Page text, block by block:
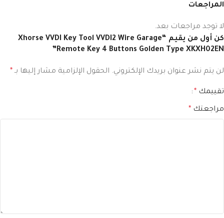
المراجعات
لا توجد مراجعات بعد.
كن أول من يقيم “Xhorse VVDI Key Tool VVDI2 Wire Garage
Remote Key 4 Buttons Golden Type XKXH02EN”
لن يتم نشر عنوان بريدك الإلكتروني. الحقول الإلزامية مشار إليها بـ *
تقييمك *
مراجعتك *